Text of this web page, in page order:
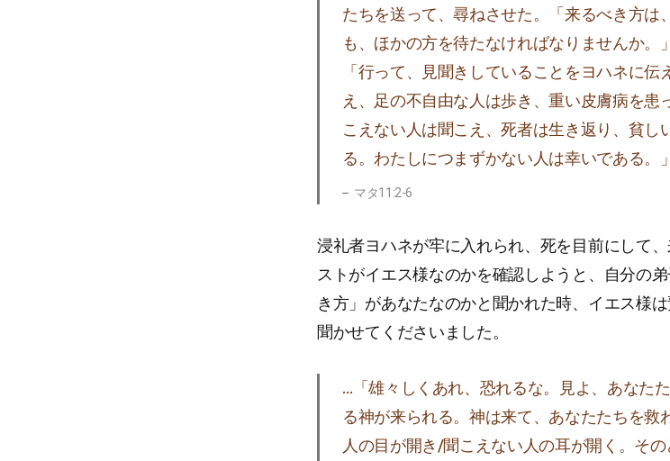
たちを送って、尋ねさせた。「来るべき方は
も、ほかの方を待たなければなりませんか。
「行って、見聞きしていることをヨハネに
え、足の不自由な人は歩き、重い皮膚病を患
こえない人は聞こえ、死者は生き返り、貧し
る。わたしにつまずかない人は幸いである。」
マタ11:2-6
浸礼者ヨハネが牢に入れられ、死を目前にして
ストがイエス様なのかを確認しようと、自分の
き方」があなたなのかと聞かれた時、イエス様
聞かせてくださいました。
…「雄々しくあれ、恐れるな。見よ、あなた
る神が来られる。神は来て、あなたたちを救
人の目が開き/聞こえない人の耳が開く。そ